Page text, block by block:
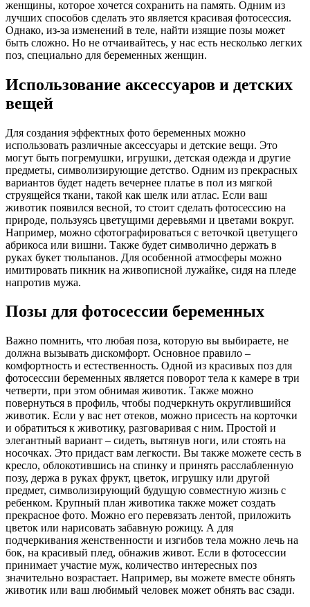
женщины, которое хочется сохранить на память. Одним из
лучших способов сделать это является красивая фотосессия.
Однако, из-за изменений в теле, найти изящие позы может
быть сложно. Но не отчаивайтесь, у нас есть несколько легких
поз, специально для беременных женщин.
Использование аксессуаров и детских
вещей
Для создания эффектных фото беременных можно
использовать различные аксессуары и детские вещи. Это
могут быть погремушки, игрушки, детская одежда и другие
предметы, символизирующие детство. Одним из прекрасных
вариантов будет надеть вечернее платье в пол из мягкой
струящейся ткани, такой как шелк или атлас. Если ваш
животик появился весной, то стоит сделать фотосессию на
природе, пользуясь цветущими деревьями и цветами вокруг.
Например, можно сфотографироваться с веточкой цветущего
абрикоса или вишни. Также будет символично держать в
руках букет тюльпанов. Для особенной атмосферы можно
имитировать пикник на живописной лужайке, сидя на пледе
напротив мужа.
Позы для фотосессии беременных
Важно помнить, что любая поза, которую вы выбираете, не
должна вызывать дискомфорт. Основное правило –
комфортность и естественность. Одной из красивых поз для
фотосессии беременных является поворот тела к камере в три
четверти, при этом обнимая животик. Также можно
повернуться в профиль, чтобы подчеркнуть округлившийся
животик. Если у вас нет отеков, можно присесть на корточки
и обратиться к животику, разговаривая с ним. Простой и
элегантный вариант – сидеть, вытянув ноги, или стоять на
носочках. Это придаст вам легкости. Вы также можете сесть в
кресло, облокотившись на спинку и принять расслабленную
позу, держа в руках фрукт, цветок, игрушку или другой
предмет, символизирующий будущую совместную жизнь с
ребенком. Крупный план животика также может создать
прекрасное фото. Можно его перевязать лентой, приложить
цветок или нарисовать забавную рожицу. А для
подчеркивания женственности и изгибов тела можно лечь на
бок, на красивый плед, обнажив живот. Если в фотосессии
принимает участие муж, количество интересных поз
значительно возрастает. Например, вы можете вместе обнять
животик или ваш любимый человек может обнять вас сзади.